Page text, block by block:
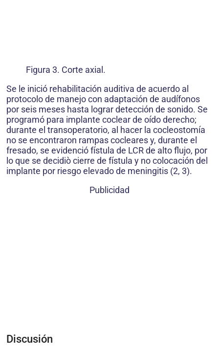
Figura 3. Corte axial.
Se le inició rehabilitación auditiva de acuerdo al
protocolo de manejo con adaptación de audífonos
por seis meses hasta lograr detección de sonido. Se
programó para implante coclear de oído derecho;
durante el transoperatorio, al hacer la cocleostomía
no se encontraron rampas cocleares y, durante el
fresado, se evidenció fístula de LCR de alto flujo, por
lo que se decidiò cierre de fístula y no colocación del
implante por riesgo elevado de meningitis (2, 3).
Publicidad
Discusión